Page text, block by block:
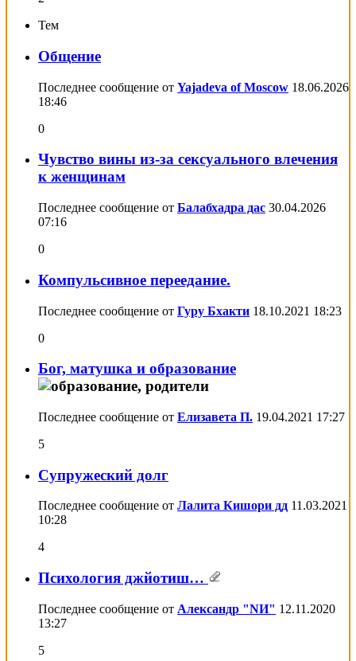
Тем
Общение
Последнее сообщение от Yajadeva of Moscow 18.06.2026
18:46
0
Чувство вины из-за сексуального влечения
к женщинам
Последнее сообщение от Балабхадра дас 30.04.2026
07:16
0
Компульсивное переедание.
Последнее сообщение от Гуру Бхакти 18.10.2021 18:23
0
Бог, матушка и образование
Последнее сообщение от Елизавета П. 19.04.2021 17:27
5
Супружеский долг
Последнее сообщение от Лалита Кишори дд 11.03.2021
10:28
4
Психология джйотиш…
Последнее сообщение от Александр "NИ" 12.11.2020
13:27
5